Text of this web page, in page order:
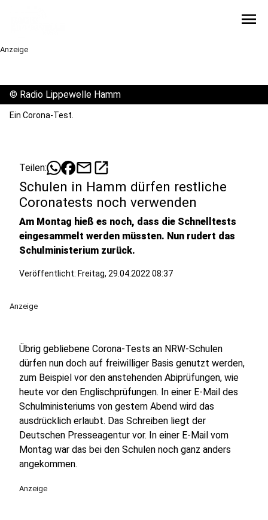
menu
Anzeige
© Radio Lippewelle Hamm
Ein Corona-Test.
Teilen: mailopen_in_new
Schulen in Hamm dürfen restliche
Coronatests noch verwenden
Am Montag hieß es noch, dass die Schnelltests
eingesammelt werden müssten. Nun rudert das
Schulministerium zurück.
Veröffentlicht: Freitag, 29.04.2022 08:37
Anzeige
Übrig gebliebene Corona-Tests an NRW-Schulen
dürfen nun doch auf freiwilliger Basis genutzt werden,
zum Beispiel vor den anstehenden Abiprüfungen, wie
heute vor den Englischprüfungen. In einer E-Mail des
Schulministeriums von gestern Abend wird das
ausdrücklich erlaubt. Das Schreiben liegt der
Deutschen Presseagentur vor. In einer E-Mail vom
Montag war das bei den Schulen noch ganz anders
angekommen.
Anzeige